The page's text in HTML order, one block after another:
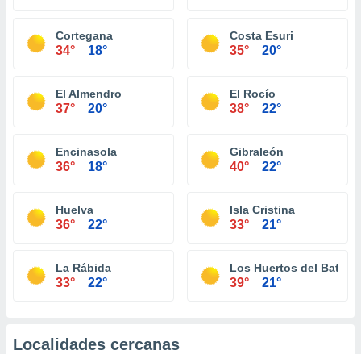
Cortegana
34° 18°
Costa Esuri
35° 20°
El Almendro
37° 20°
El Rocío
38° 22°
Encinasola
36° 18°
Gibraleón
40° 22°
Huelva
36° 22°
Isla Cristina
33° 21°
La Rábida
33° 22°
Los Huertos del Batán
39° 21°
Localidades cercanas